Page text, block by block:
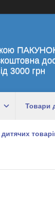
3000 грн
Товари